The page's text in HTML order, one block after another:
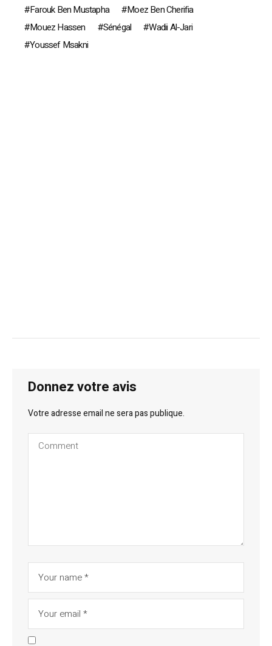
Farouk Ben Mustapha
Moez Ben Cherifia
Mouez Hassen
Sénégal
Wadii Al-Jari
Youssef Msakni
Donnez votre avis
Votre adresse email ne sera pas publique.